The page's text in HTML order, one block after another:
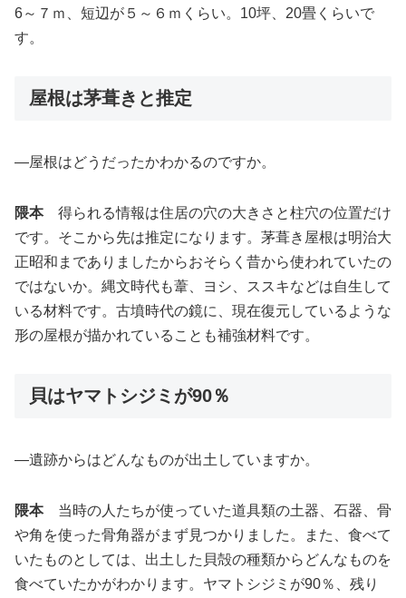
6～７ｍ、短辺が５～６ｍくらい。10坪、20畳くらいで
す。
屋根は茅葺きと推定
―屋根はどうだったかわかるのですか。
隈本得られる情報は住居の穴の大きさと柱穴の位置だけ
です。そこから先は推定になります。茅葺き屋根は明治大
正昭和までありましたからおそらく昔から使われていたの
ではないか。縄文時代も葦、ヨシ、ススキなどは自生して
いる材料です。古墳時代の鏡に、現在復元しているような
形の屋根が描かれていることも補強材料です。
貝はヤマトシジミが90％
―遺跡からはどんなものが出土していますか。
隈本当時の人たちが使っていた道具類の土器、石器、骨
や角を使った骨角器がまず見つかりました。また、食べて
いたものとしては、出土した貝殻の種類からどんなものを
食べていたかがわかります。ヤマトシジミが90％、残り